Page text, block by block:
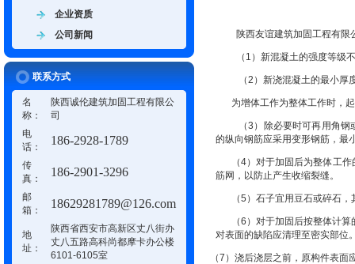
企业资质
公司新闻
联系方式
名
称：
陕西诚伦建筑加固工程有限公
司
电
话：
186-2928-1789
传
真：
186-2901-3296
邮
箱：
18629281789@126.com
地
址：
陕西省西安市高新区丈八街办
丈八五路高科尚都摩卡办公楼
6101-6105室
陕西友谊建筑加固工程有
（1）新混凝土的强度等级
（2）新浇混凝土的最小厚
为增体工作为整体工作时，
（3）除必要时可再用角
的纵向钢筋应采用变形钢筋，
（4）对于加固后为整体工
筋网，以防止产生收缩裂缝。
（5）石子宜用豆石或碎石
（6）对于加固后按整体计
对表面的缺陷应清理至密实部位
（7）浇后浇层之前，原构件表